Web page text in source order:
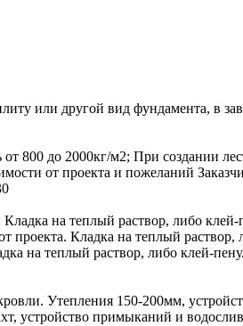
или другой вид фундамента, в
800 до 2000кг/м2; При создании
от проекта и пожеланий
на теплый раствор, либо клей-
Кладка на теплый раствор,
на теплый раствор, либо клей-пену.
Утепления 150-200мм,
устройство примыканий и